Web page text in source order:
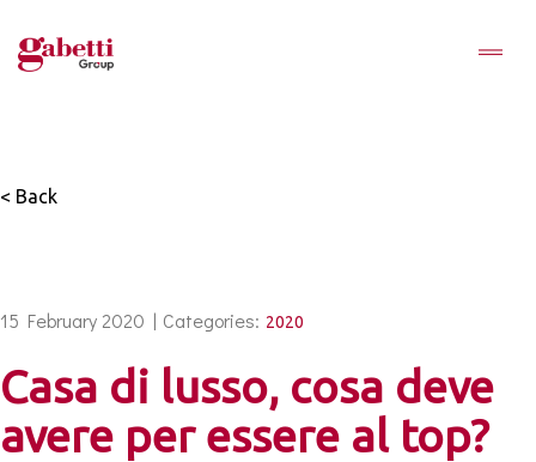
< Back
15 February 2020 | Categories: 2020
Casa di lusso, cosa deve
avere per essere al top?